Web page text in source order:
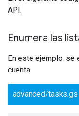
API.
Enumera las
En este ejemplo, se
cuenta.
advanced/tasks.gs